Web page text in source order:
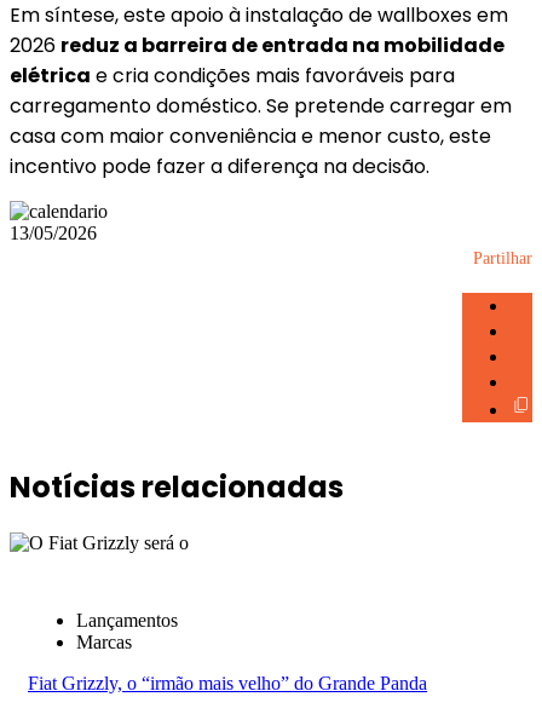
Em síntese, este apoio à instalação de wallboxes em
2026 reduz a barreira de entrada na mobilidade
elétrica e cria condições mais favoráveis para
carregamento doméstico. Se pretende carregar em
casa com maior conveniência e menor custo, este
incentivo pode fazer a diferença na decisão.
13/05/2026
Partilhar
Notícias relacionadas
Lançamentos
Marcas
Fiat Grizzly, o “irmão mais velho” do Grande Panda